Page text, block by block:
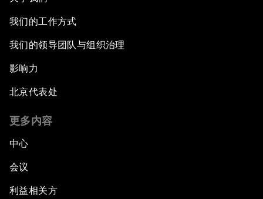
我们的工作方式
我们的领导团队与组织治理
影响力
北京代表处
更多内容
中心
会议
利益相关方